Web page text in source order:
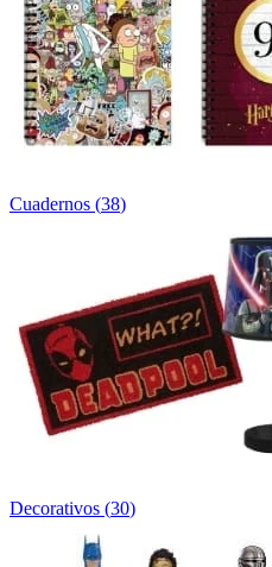
Cuadernos (38)
Decorativos (30)